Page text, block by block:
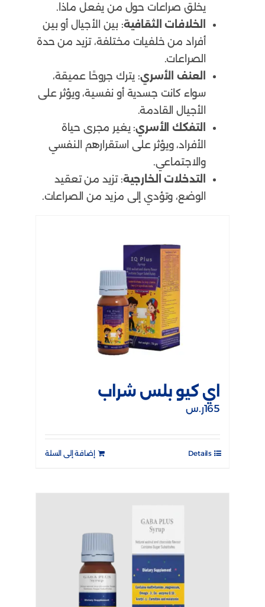
يخلق صراعات حول من يفعل ماذا.
الخلافات الثقافية: بين الأجيال أو بين
أفراد من خلفيات مختلفة، تزيد من حدة
الصراعات.
العنف الأسري: يترك جروحًا عميقة،
سواء كانت جسدية أو نفسية، ويؤثر على
الأجيال القادمة.
التفكك الأسري: يغير مجرى حياة
الأفراد، ويؤثر على استقرارهم النفسي
والاجتماعي.
التدخلات الخارجية: تزيد من تعقيد
الوضع، وتؤدي إلى مزيد من الصراعات.
اي كيو بلس شراب
165ر.س
إضافة إلى السلة Details